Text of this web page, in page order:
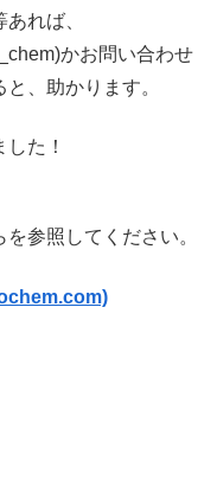
れば、
かお問い合わせ
、助かります。
た！
参照してください。